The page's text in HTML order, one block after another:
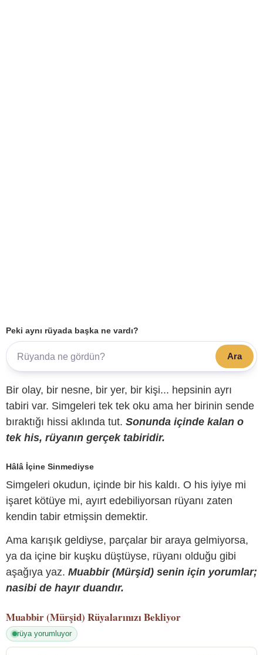
Peki aynı rüyada başka ne vardı?
Ara
Bir olay, bir nesne, bir yer, bir kişi... hepsinin ayrı
tabiri var. Simgeleri tek tek oku ama her birinin sende
bıraktığı hissi aklında tut. Sonunda içinde kalan o
tek his, rüyanın gerçek tabiridir.
Hâlâ İçine Sinmediyse
Simgeleri okudun, içinde bir his kaldı. O his iyiye mi
işaret kötüye mi, ayırt edebiliyorsan rüyanı zaten
kendin tabir etmişsin demektir.
Ama karışık geldiyse, parçalar bir araya gelmiyorsa,
ya da içine bir kuşku düştüyse, rüyanı olduğu gibi
aşağıya yaz. Muabbir (Mürşid) senin için yorumlar;
nasibi de hayır duandır.
Muabbir (Mürşid) Rüyalarınızı Bekliyor
rüya yorumluyor